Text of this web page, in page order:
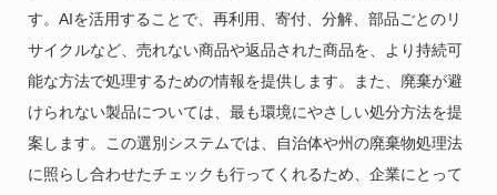
す。AIを活用することで、再利用、寄付、分解、部品ごとのリ
サイクルなど、売れない商品や返品された商品を、より持続可
能な方法で処理するための情報を提供します。また、廃棄が避
けられない製品については、最も環境にやさしい処分方法を提
案します。この選別システムでは、自治体や州の廃棄物処理法
に照らし合わせたチェックも行ってくれるため、企業にとって